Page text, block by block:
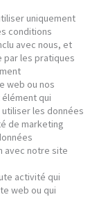
uniquement
conditions
avec nous, et
par les pratiques
web ou nos
qui
les données
de marketing
avec notre site
activité qui
web ou qui